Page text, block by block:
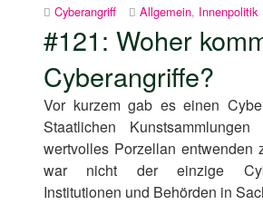
Cyberangriff Allgemein, Innenpolitik
#121: Woher
Cyberangriffe?
Vor kurzem gab es einen
Staatlichen
wertvolles Porzellan entwenden
war nicht der einzige
Institutionen und Behörden in